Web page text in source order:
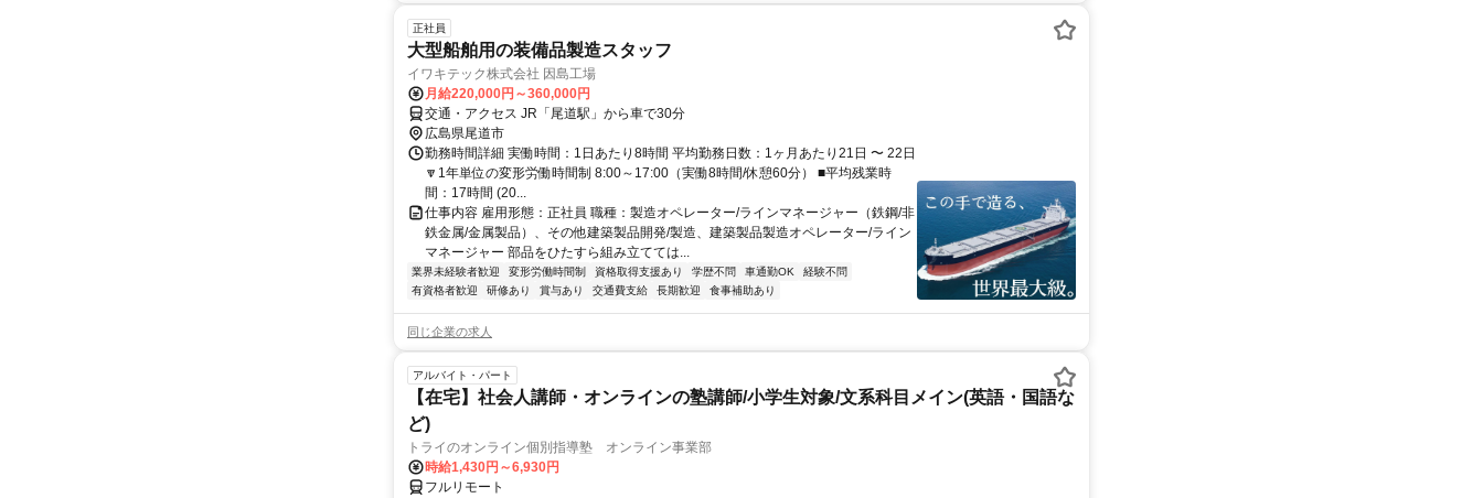
正社員
大型船舶用の装備品製造スタッフ
イワキテック株式会社 因島工場
月給220,000円～360,000円
交通・アクセス JR「尾道駅」から車で30分
広島県尾道市
勤務時間詳細 実働時間：1日あたり8時間 平均勤務日数：1ヶ月あたり21日 〜 22日
🔽1年単位の変形労働時間制 8:00～17:00（実働8時間/休憩60分） ■平均残業時
間：17時間 (20...
仕事内容 雇用形態：正社員 職種：製造オペレーター/ラインマネージャー（鉄鋼/非
鉄金属/金属製品）、その他建築製品開発/製造、建築製品製造オペレーター/ライン
マネージャー 部品をひたすら組み立てては...
業界未経験者歓迎 変形労働時間制 資格取得支援あり 学歴不問 車通勤OK
経験不問
有資格者歓迎
研修あり 賞与あり 交通費支給 長期歓迎 食事補助あり
同じ企業の求人
アルバイト・パート
【在宅】社会人講師・オンラインの塾講師/小学生対象/文系科目メイン(英語・国語な
ど)
トライのオンライン個別指導塾 オンライン事業部
時給1,430円～6,930円
フルリモート